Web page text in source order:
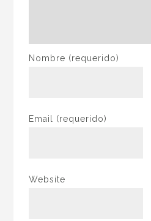
Nombre (requerido)
Email (requerido)
Website